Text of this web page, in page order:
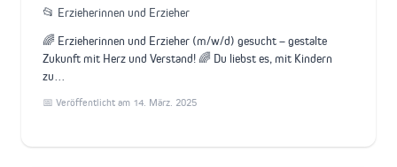
📂 Erzieherinnen und Erzieher
🌈 Erzieherinnen und Erzieher (m/w/d) gesucht – gestalte
Zukunft mit Herz und Verstand! 🌈 Du liebst es, mit Kindern
zu…
📅 Veröffentlicht am 14. März. 2025